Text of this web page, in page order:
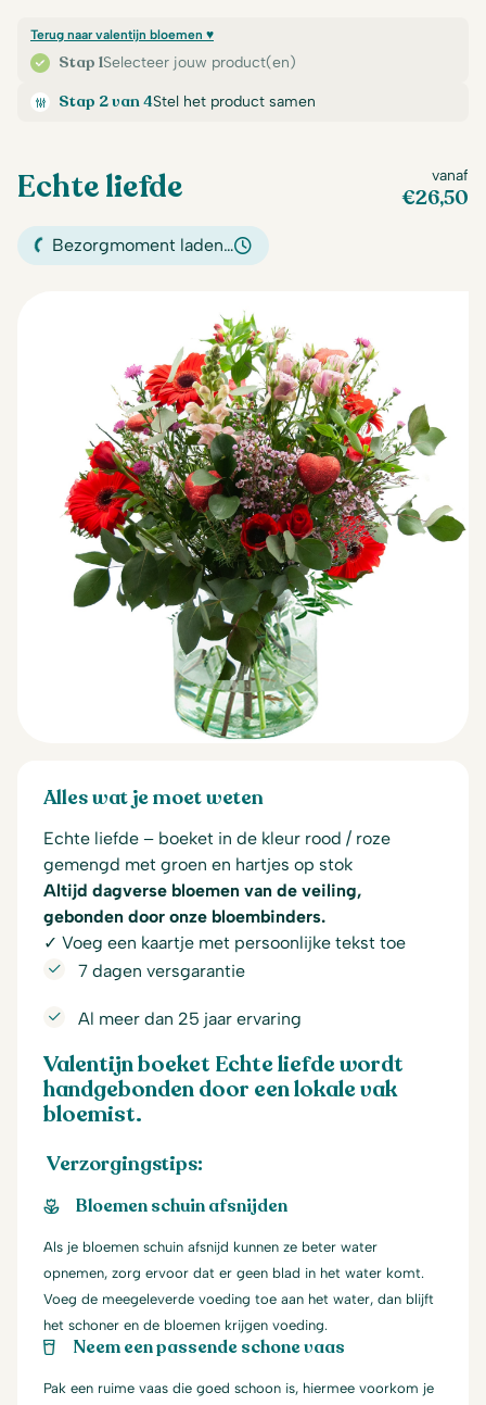
Stap 1Selecteer jouw product(en)
Terug naar valentijn bloemen ♥
Stap 2 van 4Stel het product samen
Echte liefde vanaf
€26,50
Bezorgmoment laden…
Alles wat je moet weten
Echte liefde – boeket in de kleur rood / roze
gemengd met groen en hartjes op stok
Altijd dagverse bloemen van de veiling,
gebonden door onze bloembinders.
✓ Voeg een kaartje met persoonlijke tekst toe
7 dagen versgarantie
Al meer dan 25 jaar ervaring
Valentijn boeket Echte liefde wordt
handgebonden door een lokale vak
bloemist.
Verzorgingstips:
Bloemen schuin afsnijden
Als je bloemen schuin afsnijd kunnen ze beter water
opnemen, zorg ervoor dat er geen blad in het water komt.
Voeg de meegeleverde voeding toe aan het water, dan blijft
het schoner en de bloemen krijgen voeding.
Neem een passende schone vaas
Pak een ruime vaas die goed schoon is, hiermee voorkom je